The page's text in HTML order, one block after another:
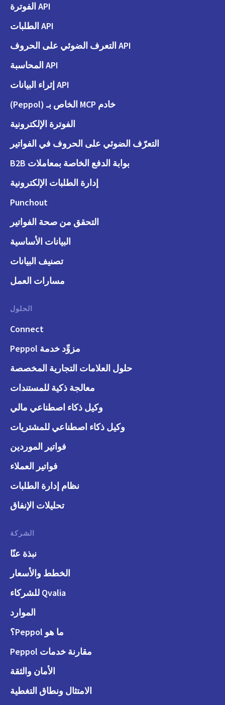
API الفوترة
API الطلبات
API التعرف الضوئي على الحروف
API المحاسبة
API إثراء البيانات
خادم MCP الخاص بـ (Peppol)
الفوترة الإلكترونية
التعرّف الضوئي على الحروف في الفواتير
بوابة الدفع الخاصة بمعاملات B2B
إدارة الطلبات الإلكترونية
Punchout
التحقق من صحة الفواتير
البيانات الأساسية
تصنيف البيانات
مسارات العمل
الحلول
Connect
مزوِّد خدمة Peppol
حلول العلامات التجارية المخصصة
معالجة ذكية للمستندات
وكيل ذكاء اصطناعي مالي
وكيل ذكاء اصطناعي للمشتريات
فواتير الموردين
فواتير العملاء
نظام إدارة الطلبات
تحليلات الإنفاق
الشركة
نبذة عنّا
الخطط والأسعار
Qvalia للشركاء
الموارد
ما هو Peppol؟
مقارنة خدمات Peppol
الأمان والثقة
الامتثال ونطاق التغطية